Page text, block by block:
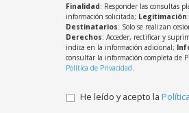
Finalidad: Responder las consultas
información solicitada; Legitimación
Destinatarios: Solo se realizan
Derechos: Acceder, rectificar y
indica en la información adicional;
consultar la información completa de
Política de Privacidad.
He leído y acepto la